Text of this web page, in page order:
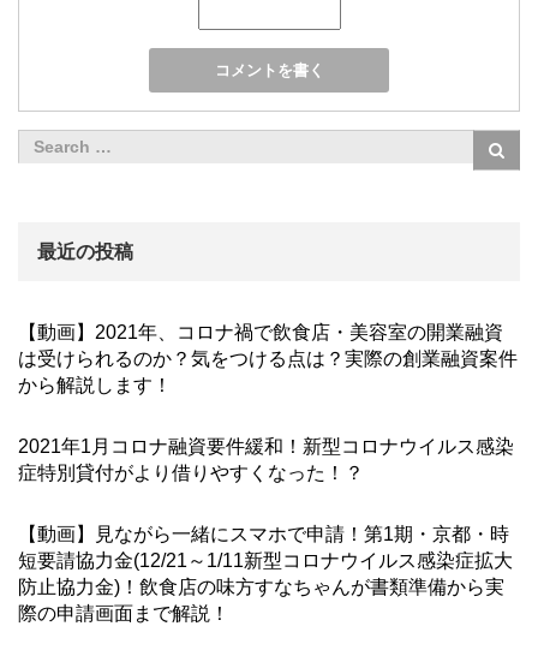
最近の投稿
【動画】2021年、コロナ禍で飲食店・美容室の開業融資
は受けられるのか？気をつける点は？実際の創業融資案件
から解説します！
2021年1月コロナ融資要件緩和！新型コロナウイルス感染
症特別貸付がより借りやすくなった！？
【動画】見ながら一緒にスマホで申請！第1期・京都・時
短要請協力金(12/21～1/11新型コロナウイルス感染症拡大
防止協力金)！飲食店の味方すなちゃんが書類準備から実
際の申請画面まで解説！